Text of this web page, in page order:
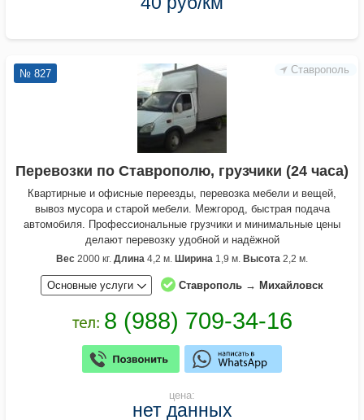
Ставрополь
№ 827
Перевозки по Ставрополю, грузчики (24 часа)
Квартирные и офисные переезды, перевозка мебели и вещей,
вывоз мусора и старой мебели. Межгород, быстрая подача
автомобиля. Профессиональные грузчики и минимальные цены
делают перевозку удобной и надёжной
Вес 2000 кг. Длина 4,2 м. Ширина 1,9 м. Высота 2,2 м.
Основные услуги Ставрополь → Михайловск
цена:
нет данных